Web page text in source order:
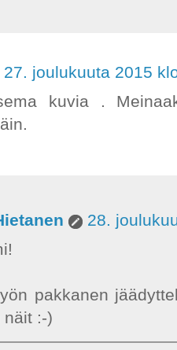
27. joulukuuta 2015
kuvia .
28.
pakkanen
näit :-)